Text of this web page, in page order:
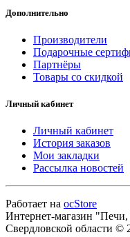
Дополнительно
Производители
Подарочные
Партнёры
Товары со скидкой
Личный кабинет
Личный кабинет
История заказов
Мои закладки
Рассылка новостей
Работает на ocStore
Интернет-магазин
Свердловской области ©